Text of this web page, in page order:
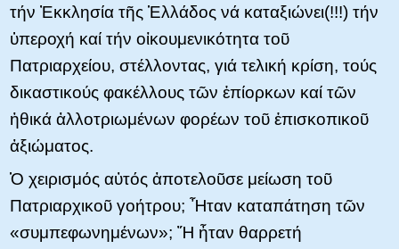
τήν Ἐκκλησία τῆς Ἑλλάδος νά καταξιώνει(!!!) τήν
ὑπεροχή καί τήν οἰκουμενικότητα τοῦ
Πατριαρχείου, στέλλοντας, γιά τελική κρίση, τούς
δικαστικούς φακέλλους τῶν ἐπίορκων καί τῶν
ἠθικά ἀλλοτριωμένων φορέων τοῦ ἐπισκοπικοῦ
ἀξιώματος.
Ὁ χειρισμός αὐτός ἀποτελοῦσε μείωση τοῦ
Πατριαρχικοῦ γοήτρου; Ἦταν καταπάτηση τῶν
«συμπεφωνημένων»; Ἤ ἦταν θαρρετή